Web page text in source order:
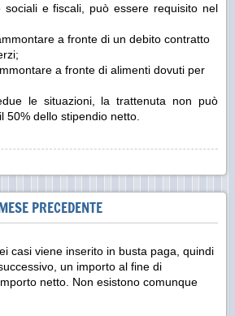
e fiscali, può essere requisito nel
a fronte di un debito contratto
a fronte di alimenti dovuti per
le situazioni, la trattenuta non può
50% dello stipendio netto.
PRECEDENTE
casi viene inserito in busta paga, quindi
un importo al fine di
netto. Non esistono comunque